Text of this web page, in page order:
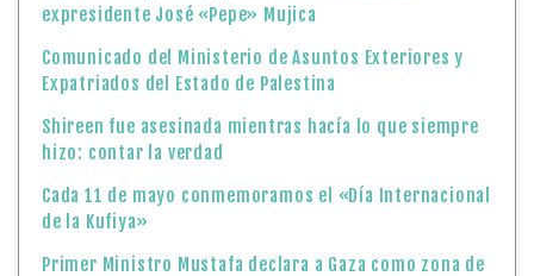
expresidente José «Pepe» Mujica
Comunicado del Ministerio de Asuntos Exteriores y
Expatriados del Estado de Palestina
Shireen fue asesinada mientras hacía lo que siempre
hizo: contar la verdad
Cada 11 de mayo conmemoramos el «Día Internacional
de la Kufiya»
Primer Ministro Mustafa declara a Gaza como zona de